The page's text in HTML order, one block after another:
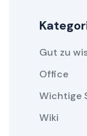
Gut zu
Office
Wichtige
Wiki